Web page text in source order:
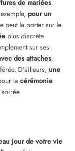
de mariées
pour un
peut la porter sur le
plus discrète
sur ses
des attaches.
D’ailleurs, une
la cérémonie
jour de votre vie